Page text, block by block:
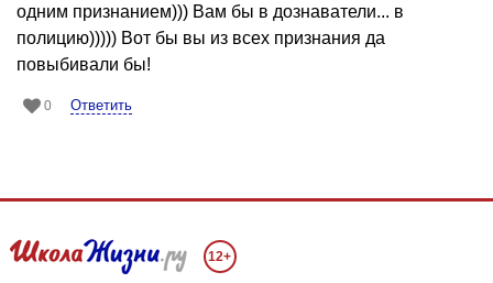
одним признанием))) Вам бы в дознаватели... в
полицию))))) Вот бы вы из всех признания да
повыбивали бы!
0 Ответить
12+